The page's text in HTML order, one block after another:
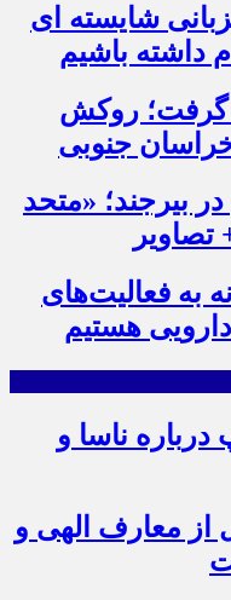
شایسته ای
داشته باشیم
گرفت؛ روکش
باشکوه ۱۳ آبان در بیرجند؛ «متحد
تصاویر
به فعالیت‌های
هستیم
درباره ناسا و
از معارف الهی و